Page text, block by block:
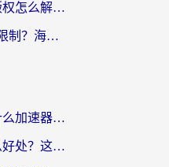
酷我畅听所属地区无版权怎么解决？海外党必看的回国加速全攻略
在南非用12306遇地区限制？海外华人必看的回国加速全攻略（附B站芒果TV解锁技巧）
在欧洲打第五人格用什么加速器好？海外党亲测有效的国服游戏加速方案
国外玩无畏契约有什么好处？这份海外国服游戏加速指南帮你解决90%的卡顿问题